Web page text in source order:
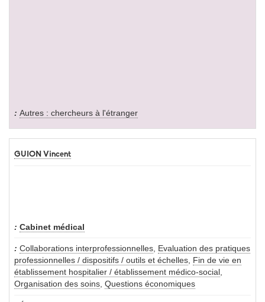
Autres : chercheurs à l'étranger
GUION Vincent
Cabinet médical
Collaborations interprofessionnelles, Evaluation des pratiques
professionnelles / dispositifs / outils et échelles, Fin de vie en
établissement hospitalier / établissement médico-social ,
Organisation des soins, Questions économiques